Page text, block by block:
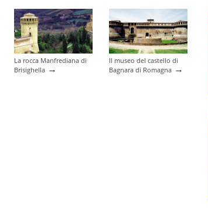
La rocca Manfrediana di
Brisighella →
Il museo del castello di
Bagnara di Romagna →